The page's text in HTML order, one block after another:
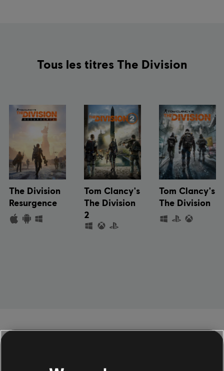
Tous les titres The Division
The Division
Resurgence
Tom Clancy's
The Division
2
Tom Clancy's
The Division